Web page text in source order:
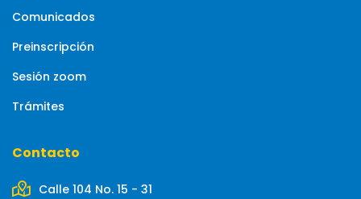
Comunicados
Preinscripción
Sesión zoom
Trámites
Contacto
Calle 104 No. 15 - 31